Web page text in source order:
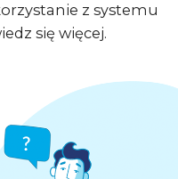
z systemu
się więcej.